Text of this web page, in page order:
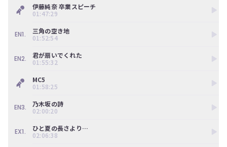
伊藤純奈 卒業スピーチ
01:47:29
EN1.
三角の空き地
01:52:54
EN2.
君が扇いでくれた
01:55:32
MC5
01:58:25
EN3.
乃木坂の詩
02:00:20
EX1.
ひと夏の長さより…
02:06:38